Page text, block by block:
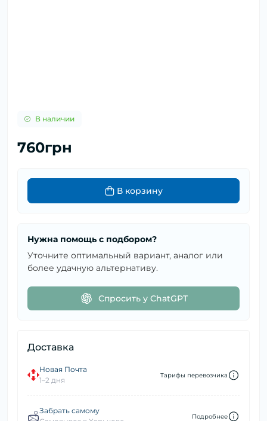
В наличии
760грн
В корзину
Нужна помощь с подбором?
Уточните оптимальный вариант, аналог или
более удачную альтернативу.
Спросить у ChatGPT
Доставка
Новая Почта
1–2 дня
Тарифы перевозчика
Забрать самому
Подробнее